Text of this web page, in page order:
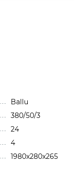
Ballu
380/50/3
24
4
1980х280х265